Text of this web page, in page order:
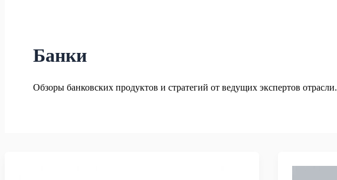
Банки
Обзоры банковских продуктов и стратегий от ведущих экспертов отрасли.